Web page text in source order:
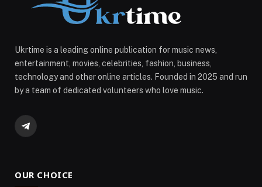
Ukrtime is a leading online publication for music news,
entertainment, movies, celebrities, fashion, business,
technology and other online articles. Founded in 2025 and run
by a team of dedicated volunteers who love music.
Telegram
OUR CHOICE